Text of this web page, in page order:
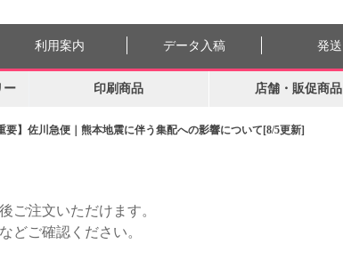
要】佐川急便｜熊本地震に伴う集配への影響について[8/5更新]
利用案内 データ入稿 発送
ー 印刷商品 店舗・販促商品
ご注文いただけます。
どご確認ください。